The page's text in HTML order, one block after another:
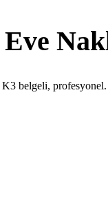
K3 belgeli, profesyonel.